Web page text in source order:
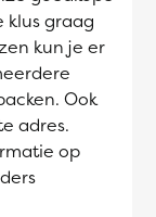
klus graag
kun je er
Ook
adres.
op